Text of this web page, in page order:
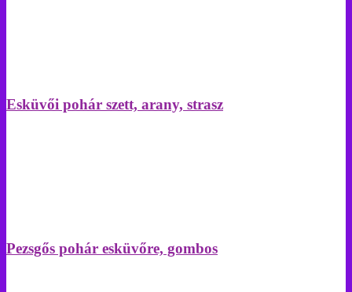
Esküvői pohár szett, arany, strasz
Pezsgős pohár esküvőre, gombos